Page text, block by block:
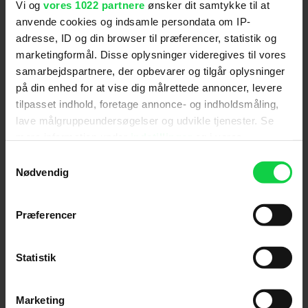
Vi og vores 1022 partnere ønsker dit samtykke til at
anvende cookies og indsamle persondata om IP-
adresse, ID og din browser til præferencer, statistik og
marketingformål. Disse oplysninger videregives til vores
samarbejdspartnere, der opbevarer og tilgår oplysninger
på din enhed for at vise dig målrettede annoncer, levere
tilpasset indhold, foretage annonce- og indholdsmåling,
lave målgruppeundersøgelser og udvikle tjenester. Se
tilbage eller ændre indstillinger fra vores
"Cookiedeklaration", eller ved at trykke på "Privacy
Indsamle præcise oplysninger om din placering,
Identificere din enhed baseret på en scanning af
dens unikke karakteristika (fingerprinting)
Nødvendig
Præferencer
Statistik
Marketing
Anmeldelser fra medierne
(5)
Man skal holde tungen lige i munden for at kunne
formentlig naturligt, hvis man er fan af spillet og
som mig virker det meget rodet.
kunne virke skræmmende på børn under 11 år.